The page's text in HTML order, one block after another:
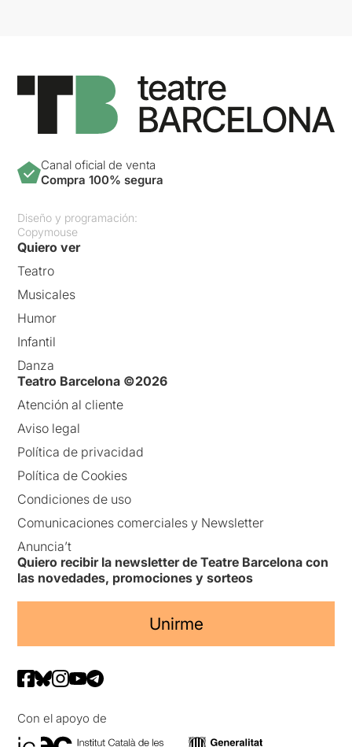
Canal oficial de venta
Compra 100% segura
Diseño y programación:
Copymouse
Quiero ver
Teatro
Musicales
Humor
Infantil
Danza
Teatro Barcelona ©2026
Atención al cliente
Aviso legal
Política de privacidad
Política de Cookies
Condiciones de uso
Comunicaciones comerciales y Newsletter
Anuncia’t
Quiero recibir la newsletter de Teatre Barcelona con
las novedades, promociones y sorteos
Unirme
Con el apoyo de